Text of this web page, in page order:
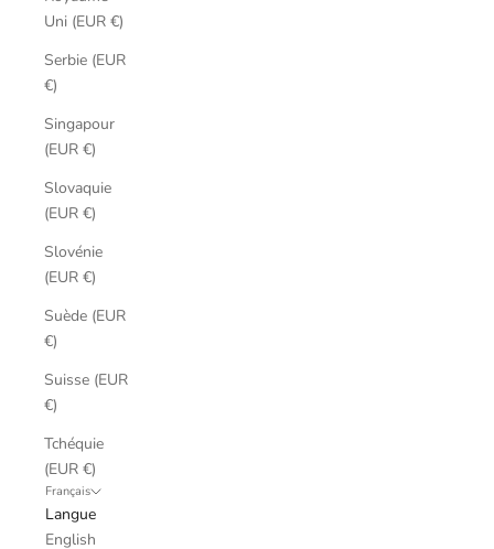
Uni (EUR €)
Serbie (EUR
€)
Singapour
(EUR €)
Slovaquie
(EUR €)
Slovénie
(EUR €)
Suède (EUR
€)
Suisse (EUR
€)
Tchéquie
(EUR €)
Français
Langue
English